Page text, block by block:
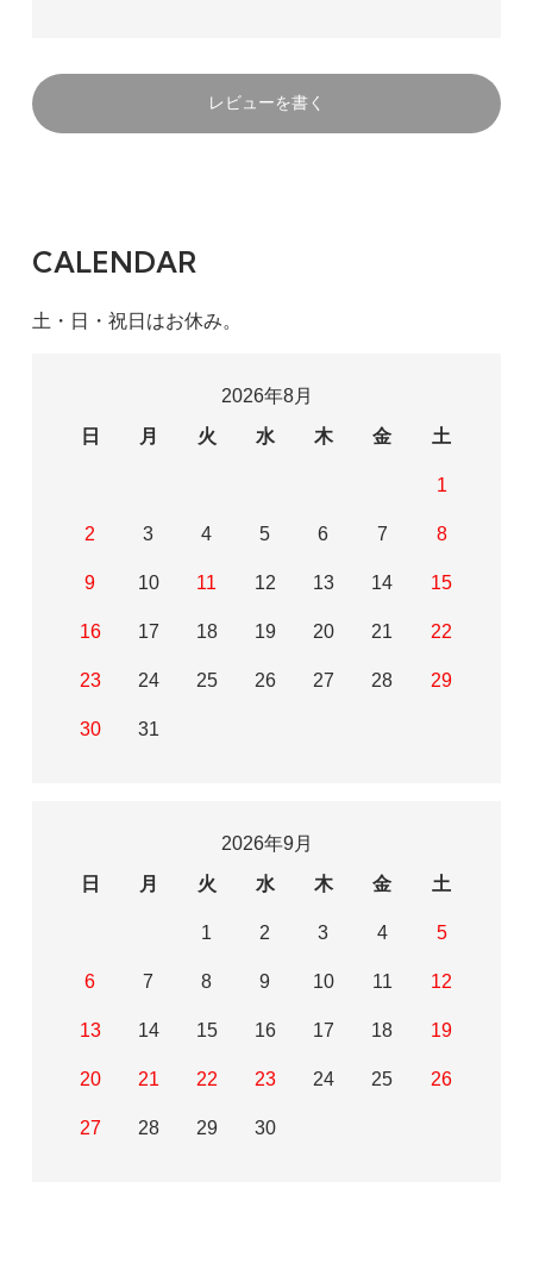
レビューを書く
CALENDAR
土・日・祝日はお休み。
2026年8月
日
月 火 水 木 金 土
1
2 3 4 5 6 7 8
9 10 11 12 13 14 15
16 17 18 19 20 21 22
23 24 25 26 27 28 29
30 31
2026年9月
日
月 火 水 木 金 土
1 2 3 4 5
6 7 8 9 10 11 12
13 14 15 16 17 18 19
20 21 22 23 24 25 26
27 28 29 30